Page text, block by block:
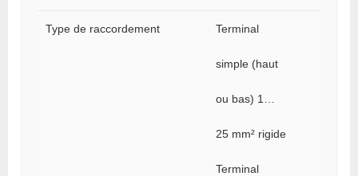
Type de raccordement Terminal
simple (haut
ou bas) 1…
25 mm² rigide
Terminal